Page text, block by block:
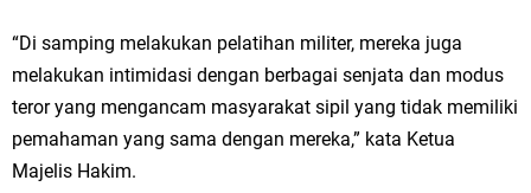
“Di samping melakukan pelatihan militer, mereka juga
melakukan intimidasi dengan berbagai senjata dan modus
teror yang mengancam masyarakat sipil yang tidak memiliki
pemahaman yang sama dengan mereka,” kata Ketua
Majelis Hakim.